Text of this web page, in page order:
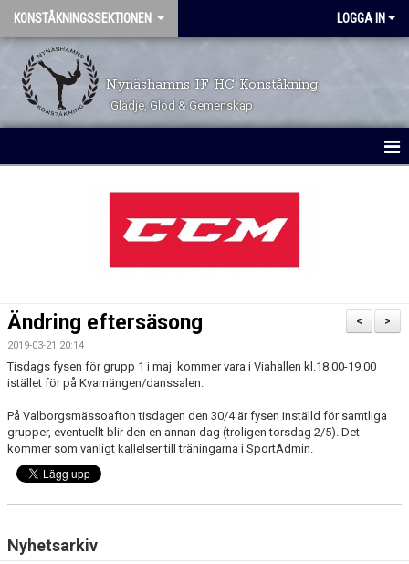
KONSTÅKNINGSSEKTIONEN LOGGA IN
Nynäshamns IF HC Konståkning
Glädje, Glöd & Gemenskap
VÅRA GRUPPER
ÅKARINFORMATION
VÅRA TRÄNARE
EVENEMANG
INFORMATION
KLUBBKLÄDER
>
<
Ändring eftersäsong
2019-03-21 20:14
Tisdags fysen för grupp 1 i maj kommer vara i Viahallen kl.18.00-19.00
istället för på Kvarnängen/danssalen.
På Valborgsmässoafton tisdagen den 30/4 är fysen inställd för samtliga
grupper, eventuellt blir den en annan dag (troligen torsdag 2/5). Det
kommer som vanligt kallelser till träningarna i SportAdmin.
Nyhetsarkiv